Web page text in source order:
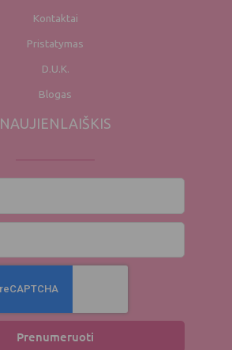
Kontaktai
Pristatymas
D.U.K.
Blogas
NAUJIENLAIŠKIS
Prenumeruoti